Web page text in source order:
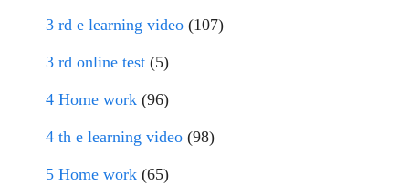
3 rd e learning video (107)
3 rd online test (5)
4 Home work (96)
4 th e learning video (98)
5 Home work (65)